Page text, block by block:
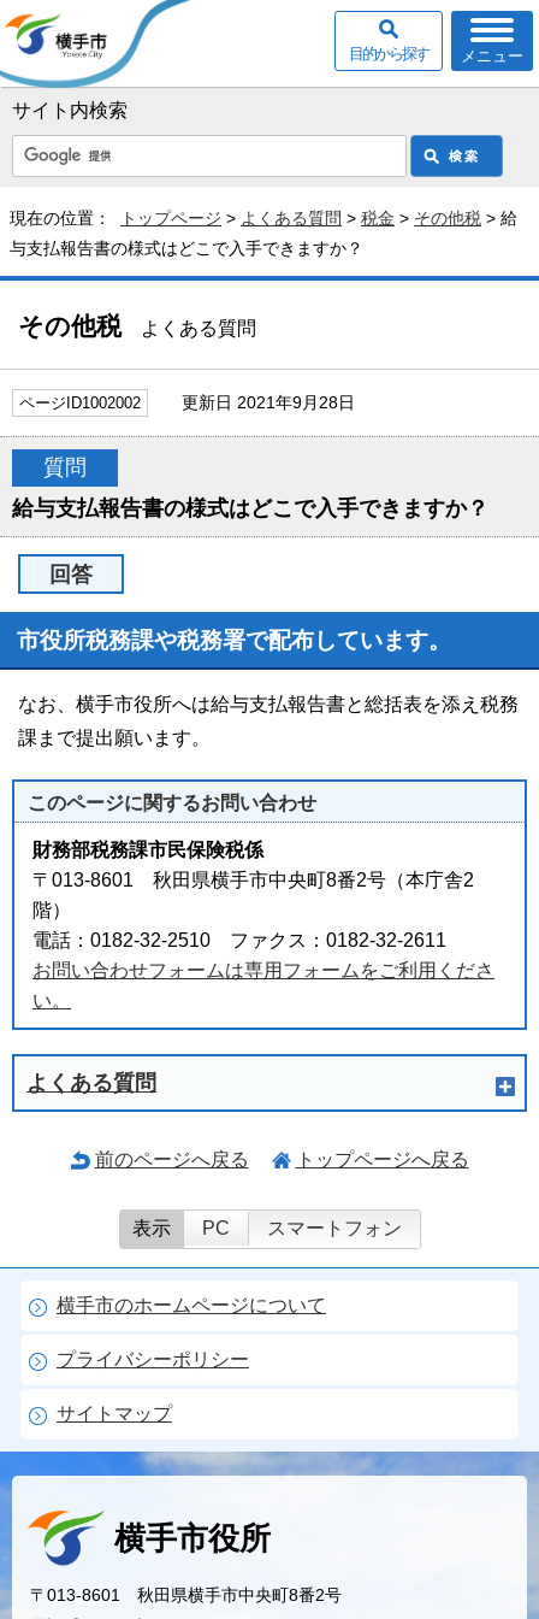
サイト内検索
メニュー
目的から探す
現在の位置： トップページ > よくある質問 > 税金 > その他税 > 給
与支払報告書の様式はどこで入手できますか？
その他税よくある質問
ページID1002002 更新日 2021年9月28日
質問
給与支払報告書の様式はどこで入手できますか？
回答
市役所税務課や税務署で配布しています。
なお、横手市役所へは給与支払報告書と総括表を添え税務
課まで提出願います。
このページに関するお問い合わせ
財務部税務課市民保険税係
〒013-8601 秋田県横手市中央町8番2号（本庁舎2
階）
電話：0182-32-2510 ファクス：0182-32-2611
お問い合わせフォームは専用フォームをご利用くださ
い。
よくある質問
前のページへ戻る トップページへ戻る
表示 PC スマートフォン
横手市のホームページについて
プライバシーポリシー
サイトマップ
横手市役所
〒013-8601 秋田県横手市中央町8番2号